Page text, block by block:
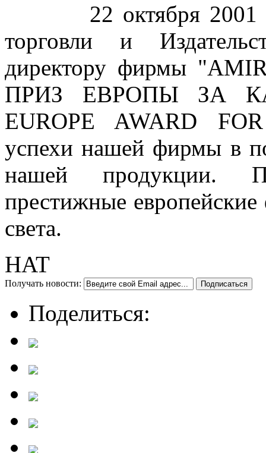
22 октября 2001 г.,
торговли и
директору фирмы
ПРИЗ ЕВРОПЫ ЗА
EUROPE AWARD
успехи нашей фирмы в
нашей продукции.
престижные
света.
HAT
Получать новости:
Поделиться: